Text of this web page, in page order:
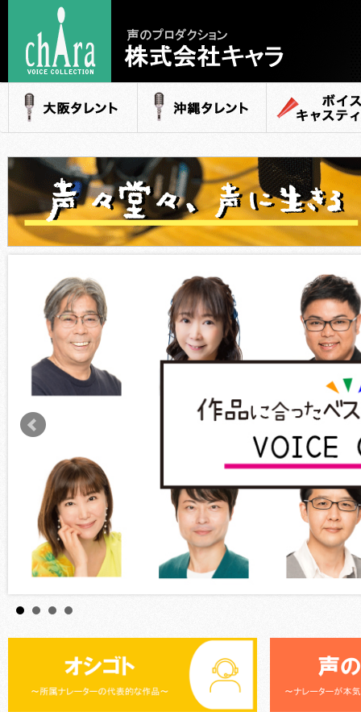
声のプロダクション
- 株式会社キャラ
大阪タレント 沖縄タレント ボイスキャステ